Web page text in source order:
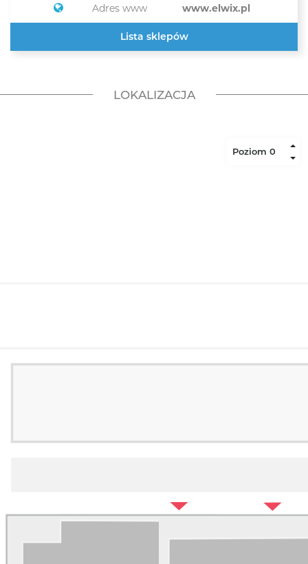
Adres www www.elwix.pl
Lista sklepów
LOKALIZACJA